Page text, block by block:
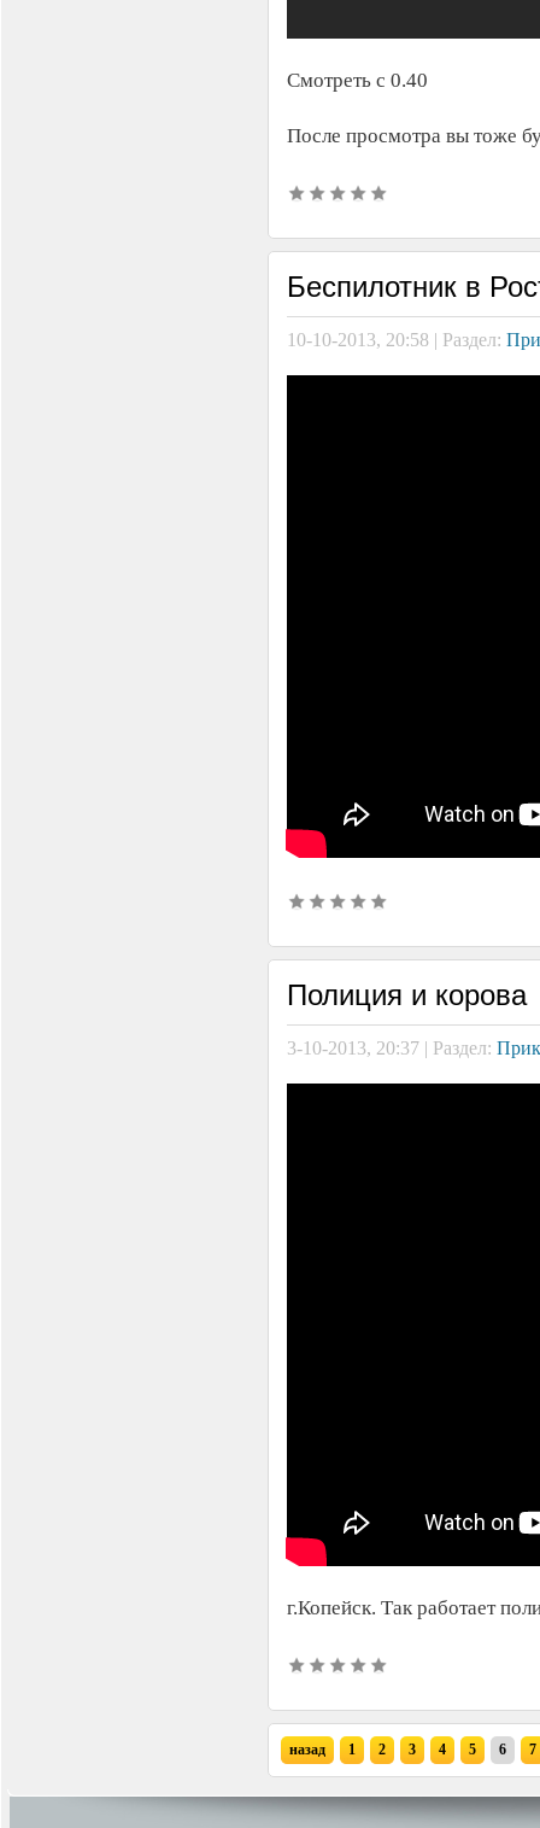
Смотреть с 0.40
После просмотра вы тоже
Беспилотник в
10-10-2013, 20:58 | Раздел:
Полиция и корова
3-10-2013, 20:37 | Раздел:
г.Копейск. Так работает
назад 1 2 3 4 5 6 7